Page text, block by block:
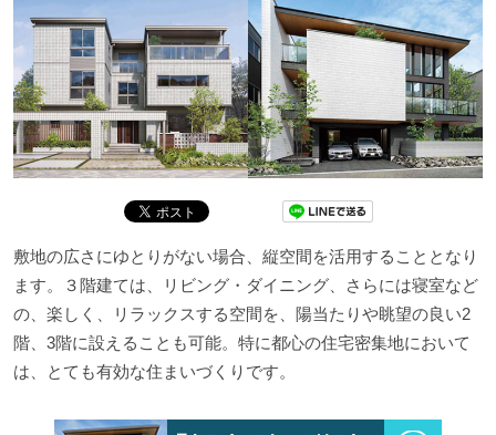
敷地の広さにゆとりがない場合、縦空間を活用することとなり
ます。３階建ては、リビング・ダイニング、さらには寝室など
の、楽しく、リラックスする空間を、陽当たりや眺望の良い2
階、3階に設えることも可能。特に都心の住宅密集地において
は、とても有効な住まいづくりです。